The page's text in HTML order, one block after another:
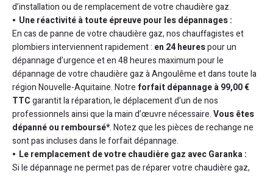
d’installation ou de remplacement de votre chaudière gaz.
Une réactivité à toute épreuve pour les dépannages :
En cas de panne de votre chaudière gaz, nos chauffagistes et
plombiers interviennent rapidement : en 24 heurespour un
dépannage d’urgence et en 48 heures maximum pour le
dépannage de votre chaudière gaz à Angoulême et dans toute la
région Nouvelle-Aquitaine. Notre forfait dépannage à 99,00 €
TTCgarantit la réparation, le déplacement d’un de nos
professionnels ainsi que la main d’œuvre nécessaire.Vous êtes
dépanné ou remboursé*. Notez que les pièces de rechange ne
sont pas incluses dans le forfait dépannage.
Le remplacement de votre chaudière gaz avec Garanka :
Si le dépannage ne permet pas de réparer votre chaudière gaz,